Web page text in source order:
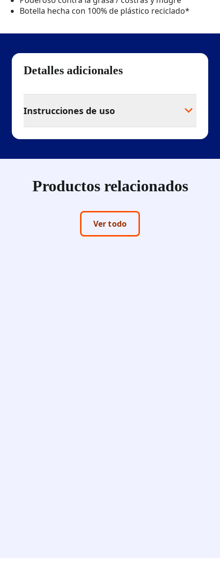
Botella hecha con 100% de plástico reciclado*
Detalles adicionales
Instrucciones de uso
Productos relacionados
Ver todo